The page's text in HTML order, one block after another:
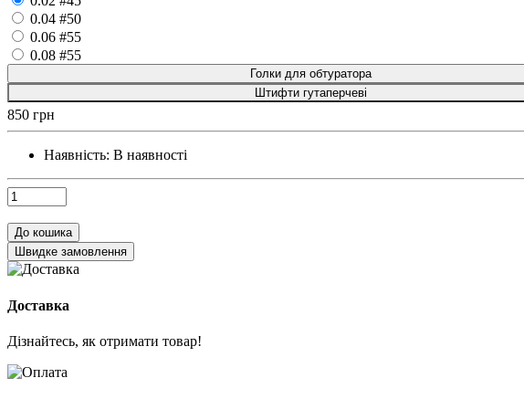
0.04 #50
0.06 #55
0.08 #55
Голки для обтуратора
Штифти гутаперчеві
850 грн
Наявність: В наявності
До кошика
Швидке замовлення
Доставка
Дізнайтесь, як отримати товар!